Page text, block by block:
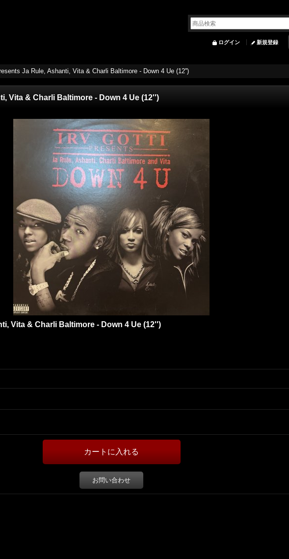
ログイン 新規登録
Ja Rule, Ashanti, Vita & Charli Baltimore - Down 4 Ue (12'')
Vita & Charli Baltimore - Down 4 Ue (12'')
Vita & Charli Baltimore - Down 4 Ue (12'')
お問い合わせ